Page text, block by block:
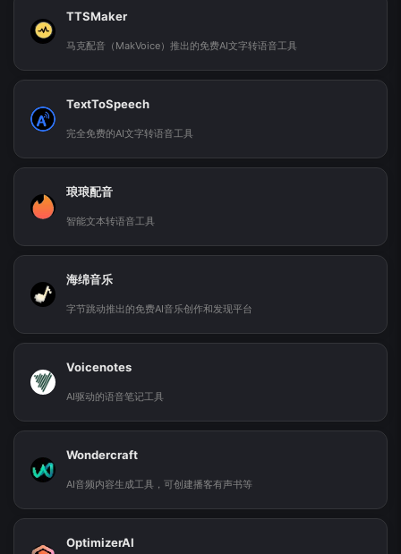
TTSMaker
马克配音（MakVoice）推出的免费AI文字转语音工具
TextToSpeech
完全免费的AI文字转语音工具
琅琅配音
智能文本转语音工具
海绵音乐
字节跳动推出的免费AI音乐创作和发现平台
Voicenotes
AI驱动的语音笔记工具
Wondercraft
AI音频内容生成工具，可创建播客有声书等
OptimizerAI